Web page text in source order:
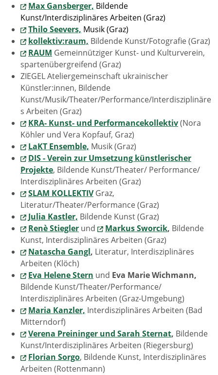
Max Gansberger, Bildende
Kunst/Interdisziplinäres Arbeiten (Graz)
Thilo Seevers, Musik (Graz)
kollektiv:raum, Bildende Kunst/Fotografie (Graz)
RAUM Gemeinnütziger Kunst- und Kulturverein,
spartenübergreifend (Graz)
ZIEGEL Ateliergemeinschaft ukrainischer
Künstler:innen, Bildende
Kunst/Musik/Theater/Performance/Interdisziplinäre
s Arbeiten (Graz)
KRA- Kunst- und Performancekollektiv(Nora
Köhler und Vera Kopfauf, Graz)
LaKT Ensemble, Musik (Graz)
DIS - Verein zur Umsetzung künstlerischer
Projekte, Bildende Kunst/Theater/ Performance/
Interdisziplinäres Arbeiten (Graz)
SLAM KOLLEKTIVGraz,
Literatur/Theater/Performance (Graz)
Julia Kastler, Bildende Kunst (Graz)
Renè Stiegler und Markus Sworcik, Bildende
Kunst, Interdisziplinäres Arbeiten (Graz)
Natascha Gangl, Literatur, Interdisziplinäres
Arbeiten (Klöch)
Eva Helene Stern und Eva Marie Wichmann,
Bildende Kunst/Theater/Performance/
Interdisziplinäres Arbeiten (Graz-Umgebung)
Maria Kanzler, Interdisziplinäres Arbeiten (Bad
Mitterndorf)
Verena Preininger und Sarah Sternat, Bildende
Kunst/Interdisziplinäres Arbeiten (Riegersburg)
Florian Sorgo, Bildende Kunst, Interdisziplinäres
Arbeiten (Rottenmann)